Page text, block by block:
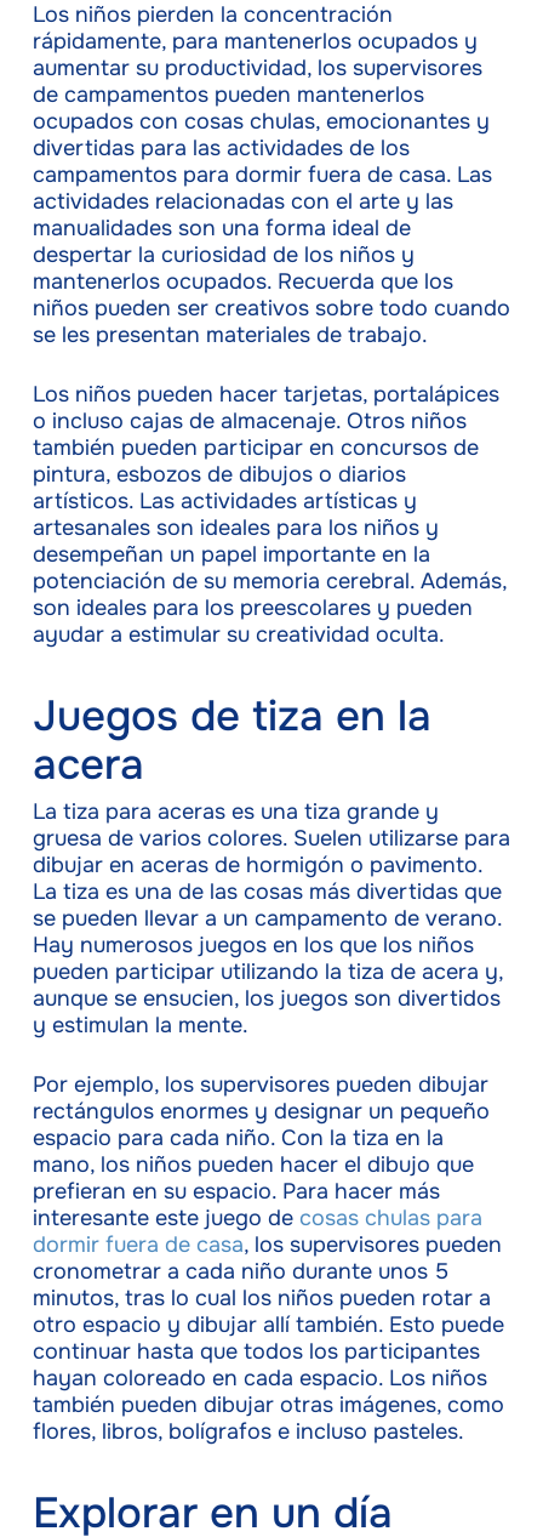
Los niños pierden la concentración
rápidamente, para mantenerlos ocupados y
aumentar su productividad, los supervisores
de campamentos pueden mantenerlos
ocupados con cosas chulas, emocionantes y
divertidas para las actividades de los
campamentos para dormir fuera de casa. Las
actividades relacionadas con el arte y las
manualidades son una forma ideal de
despertar la curiosidad de los niños y
mantenerlos ocupados. Recuerda que los
niños pueden ser creativos sobre todo cuando
se les presentan materiales de trabajo.
Los niños pueden hacer tarjetas, portalápices
o incluso cajas de almacenaje. Otros niños
también pueden participar en concursos de
pintura, esbozos de dibujos o diarios
artísticos. Las actividades artísticas y
artesanales son ideales para los niños y
desempeñan un papel importante en la
potenciación de su memoria cerebral. Además,
son ideales para los preescolares y pueden
ayudar a estimular su creatividad oculta.
Juegos de tiza en la
acera
La tiza para aceras es una tiza grande y
gruesa de varios colores. Suelen utilizarse para
dibujar en aceras de hormigón o pavimento.
La tiza es una de las cosas más divertidas que
se pueden llevar a un campamento de verano.
Hay numerosos juegos en los que los niños
pueden participar utilizando la tiza de acera y,
aunque se ensucien, los juegos son divertidos
y estimulan la mente.
Por ejemplo, los supervisores pueden dibujar
rectángulos enormes y designar un pequeño
espacio para cada niño. Con la tiza en la
mano, los niños pueden hacer el dibujo que
prefieran en su espacio. Para hacer más
interesante este juego de cosas chulas para
dormir fuera de casa, los supervisores pueden
cronometrar a cada niño durante unos 5
minutos, tras lo cual los niños pueden rotar a
otro espacio y dibujar allí también. Esto puede
continuar hasta que todos los participantes
hayan coloreado en cada espacio. Los niños
también pueden dibujar otras imágenes, como
flores, libros, bolígrafos e incluso pasteles.
Explorar en un día